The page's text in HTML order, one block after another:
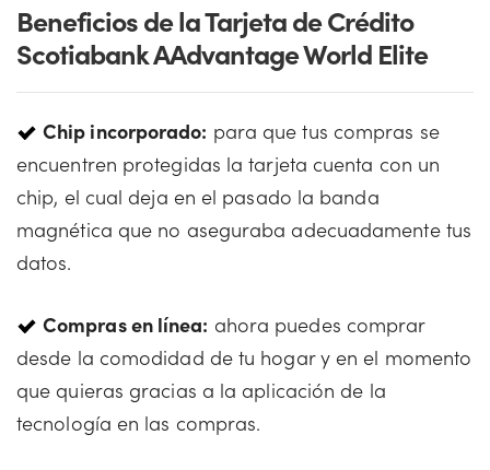
Beneficios de la Tarjeta de Crédito
Scotiabank AAdvantage World Elite
Chip incorporado: para que tus compras se
encuentren protegidas la tarjeta cuenta con un
chip, el cual deja en el pasado la banda
magnética que no aseguraba adecuadamente tus
datos.
Compras en línea: ahora puedes comprar
desde la comodidad de tu hogar y en el momento
que quieras gracias a la aplicación de la
tecnología en las compras.